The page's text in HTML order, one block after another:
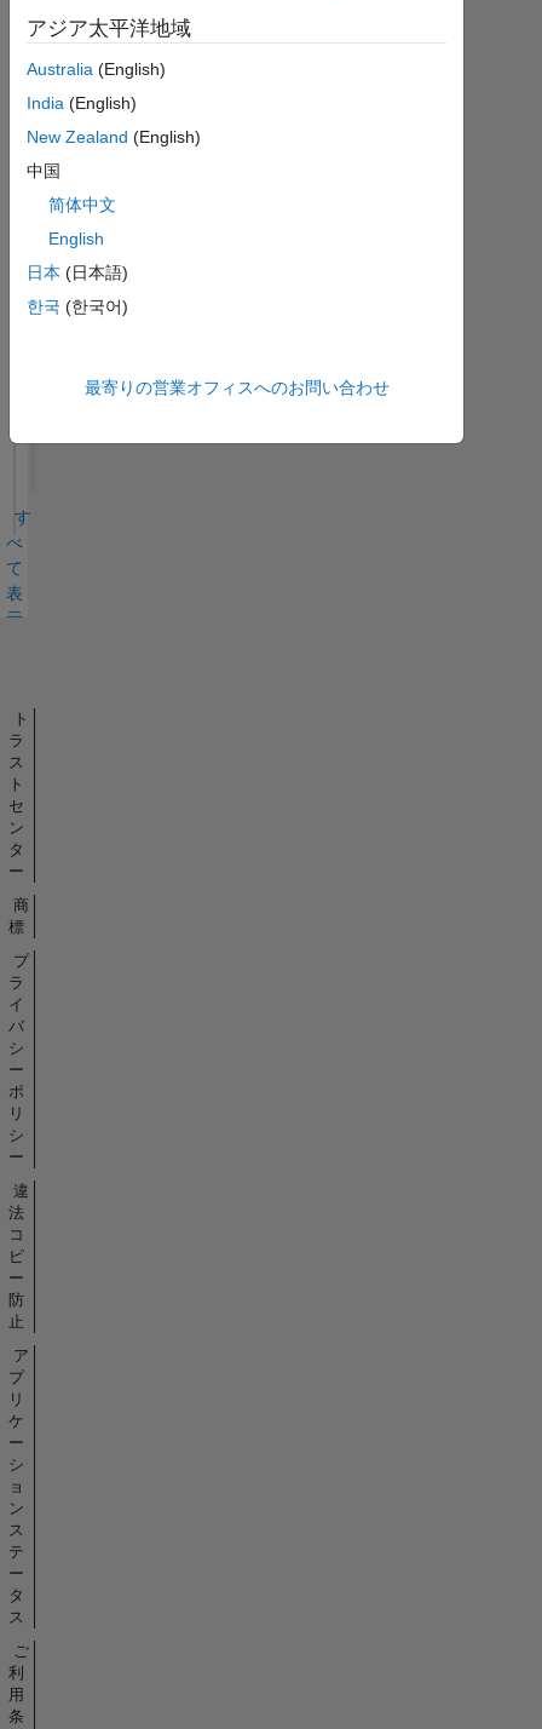
Lorenzo
Lellini's
ッ
ジ
MATLAB
Answers
バッジ
Thankful Level 2
す
べ
て
表
示
アジア太平洋地域
Australia (English)
India (English)
New Zealand (English)
中国
简体中文
English
日本 (日本語)
한국 (한국어)
最寄りの営業オフィスへのお問い合わせ
ト
ラ
ス
ト
セ
ン
タ
ー
商
標
プ
ラ
イ
バ
シ
ー
ポ
リ
シ
ー
違
法
コ
ピ
ー
防
止
ア
プ
リ
ケ
ー
シ
ョ
ン
ス
テ
ー
タ
ス
ご
利
用
条